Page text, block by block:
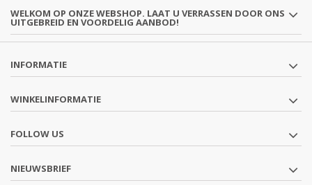
WELKOM OP ONZE WEBSHOP. LAAT U VERRASSEN DOOR ONS
UITGEBREID EN VOORDELIG AANBOD!
INFORMATIE
WINKELINFORMATIE
FOLLOW US
NIEUWSBRIEF